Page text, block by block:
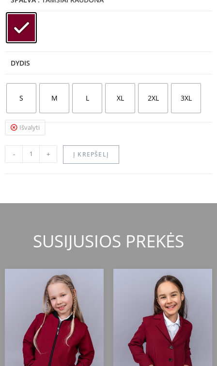
DYDIS
S M L XL 2XL 3XL
Išvalyti
- + Į KREPŠELĮ
SUSIJUSIOS PREKĖS